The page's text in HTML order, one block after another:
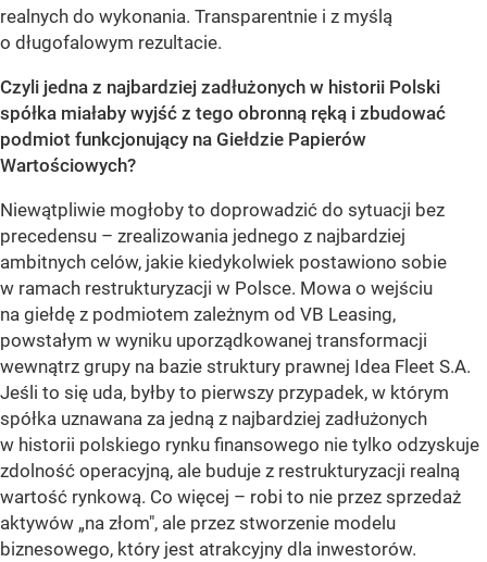
realnych do wykonania. Transparentnie i z myślą
o długofalowym rezultacie.
Czyli jedna z najbardziej zadłużonych w historii Polski
spółka miałaby wyjść z tego obronną ręką i zbudować
podmiot funkcjonujący na Giełdzie Papierów
Wartościowych?
Niewątpliwie mogłoby to doprowadzić do sytuacji bez
precedensu – zrealizowania jednego z najbardziej
ambitnych celów, jakie kiedykolwiek postawiono sobie
w ramach restrukturyzacji w Polsce. Mowa o wejściu
na giełdę z podmiotem zależnym od VB Leasing,
powstałym w wyniku uporządkowanej transformacji
wewnątrz grupy na bazie struktury prawnej Idea Fleet S.A.
Jeśli to się uda, byłby to pierwszy przypadek, w którym
spółka uznawana za jedną z najbardziej zadłużonych
w historii polskiego rynku finansowego nie tylko odzyskuje
zdolność operacyjną, ale buduje z restrukturyzacji realną
wartość rynkową. Co więcej – robi to nie przez sprzedaż
aktywów „na złom", ale przez stworzenie modelu
biznesowego, który jest atrakcyjny dla inwestorów.